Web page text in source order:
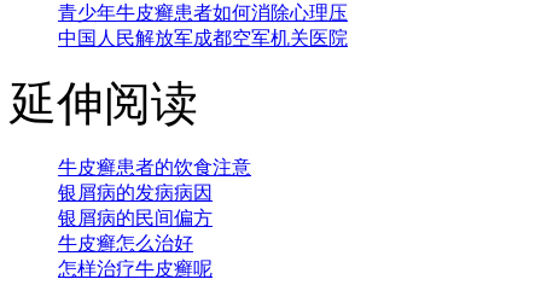
青少年牛皮癣患者如何消除心理压
中国人民解放军成都空军机关医院
延伸阅读
牛皮癣患者的饮食注意
银屑病的发病病因
银屑病的民间偏方
牛皮癣怎么治好
怎样治疗牛皮癣呢